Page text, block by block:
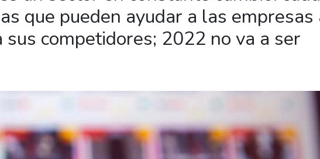
que pueden ayudar a las empresas
competidores; 2022 no va a ser